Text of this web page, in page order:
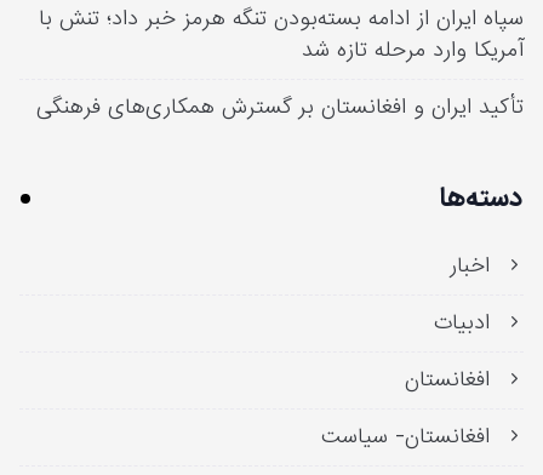
سپاه ایران از ادامه بسته‌بودن تنگه هرمز خبر داد؛ تنش با
آمریکا وارد مرحله تازه شد
تأکید ایران و افغانستان بر گسترش همکاری‌های فرهنگی
دسته‌ها
اخبار
ادبیات
افغانستان
افغانستان- سیاست